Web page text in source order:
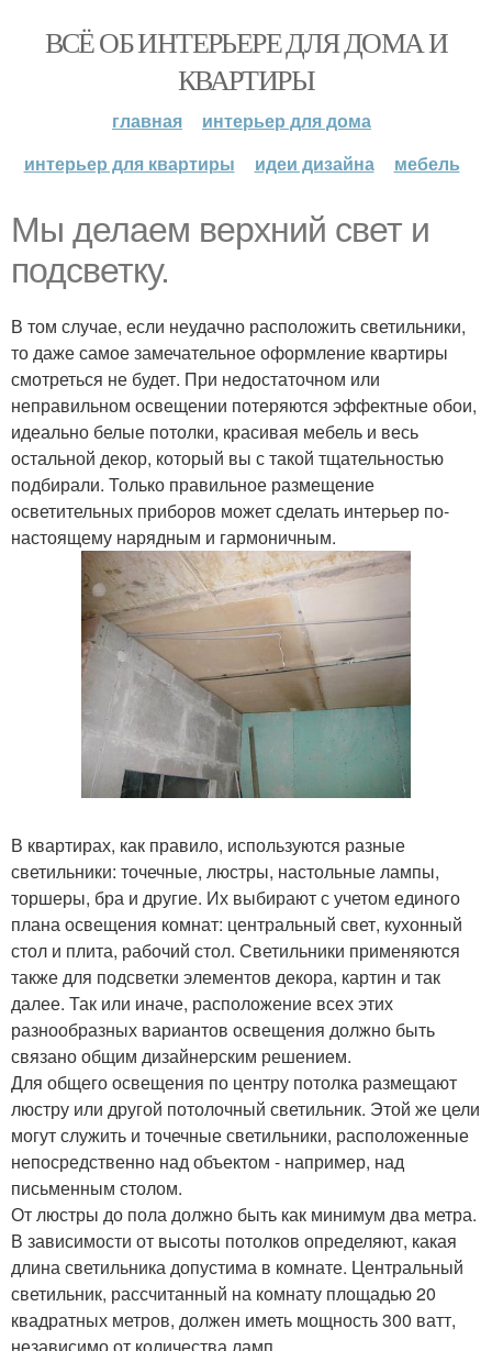
ВСЁ ОБ ИНТЕРЬЕРЕ ДЛЯ ДОМА И
КВАРТИРЫ
главная
интерьер для дома
интерьер для квартиры
идеи дизайна мебель
Мы делаем верхний свет и
подсветку.
В том случае, если неудачно расположить светильники,
то даже самое замечательное оформление квартиры
смотреться не будет. При недостаточном или
неправильном освещении потеряются эффектные обои,
идеально белые потолки, красивая мебель и весь
остальной декор, который вы с такой тщательностью
подбирали. Только правильное размещение
осветительных приборов может сделать интерьер по-
настоящему нарядным и гармоничным.
В квартирах, как правило, используются разные
светильники: точечные, люстры, настольные лампы,
торшеры, бра и другие. Их выбирают с учетом единого
плана освещения комнат: центральный свет, кухонный
стол и плита, рабочий стол. Светильники применяются
также для подсветки элементов декора, картин и так
далее. Так или иначе, расположение всех этих
разнообразных вариантов освещения должно быть
связано общим дизайнерским решением.
Для общего освещения по центру потолка размещают
люстру или другой потолочный светильник. Этой же цели
могут служить и точечные светильники, расположенные
непосредственно над объектом - например, над
письменным столом.
От люстры до пола должно быть как минимум два метра.
В зависимости от высоты потолков определяют, какая
длина светильника допустима в комнате. Центральный
светильник, рассчитанный на комнату площадью 20
квадратных метров, должен иметь мощность 300 ватт,